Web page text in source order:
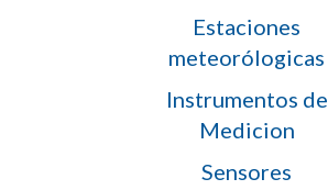
Estaciones
meteorólogicas
Instrumentos de
Medicion
Sensores